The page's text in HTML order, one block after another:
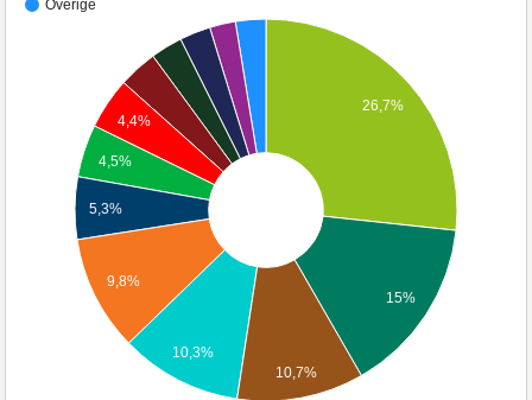
Overige
26,7%
15%
4,4%
4,5%
5,3%
9,8%
10,3%
10,7%